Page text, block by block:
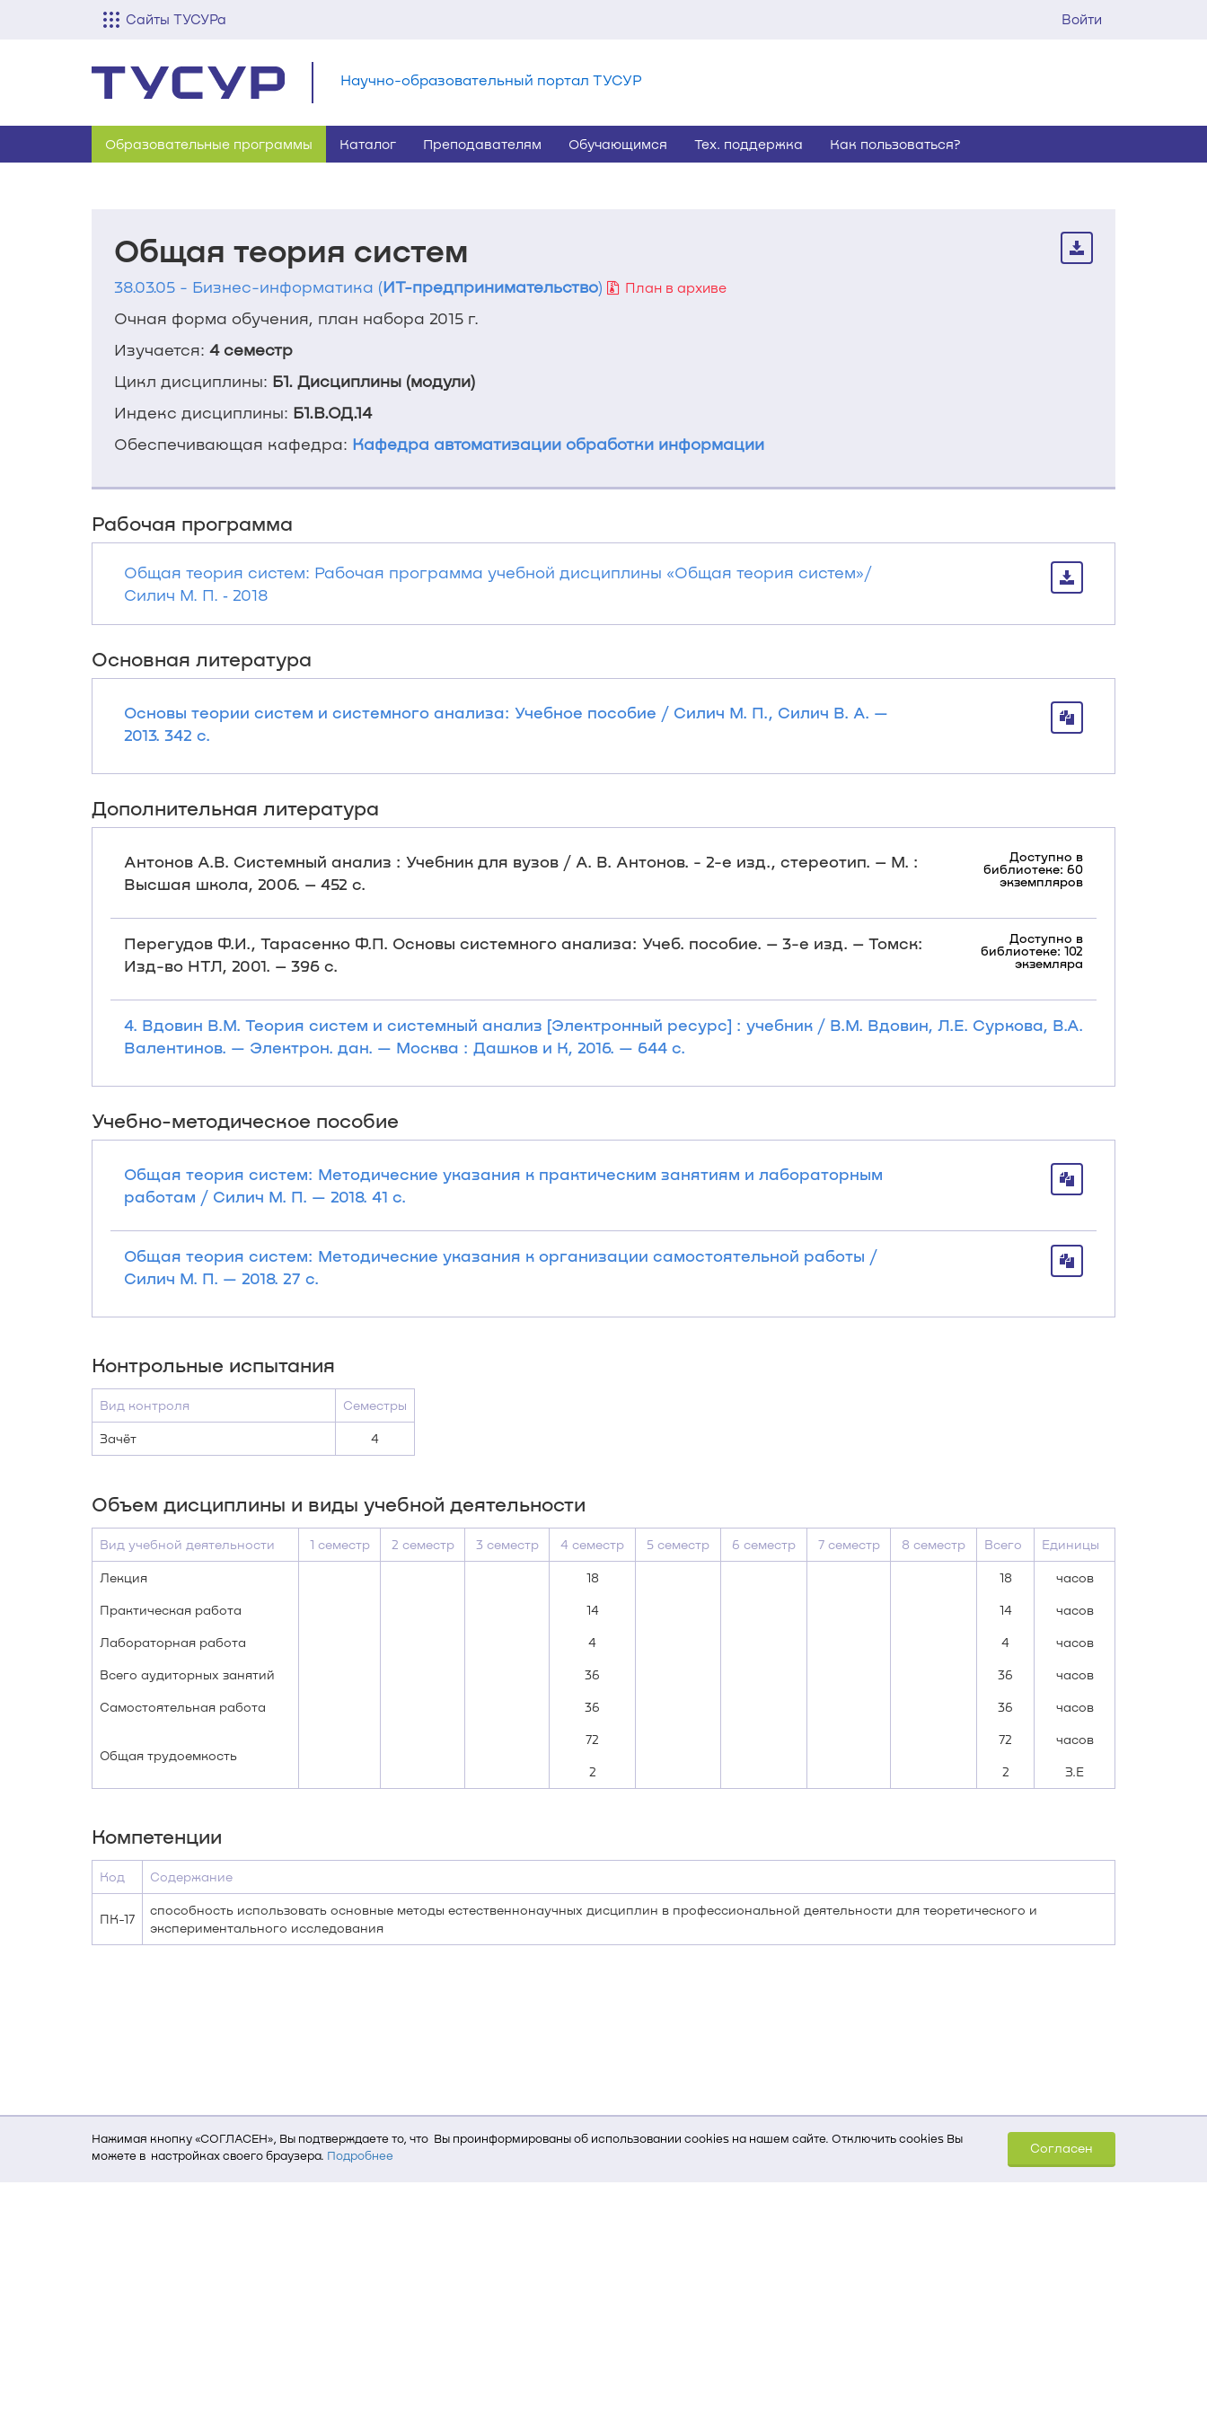
Сайты ТУСУРа Войти
Научно-образовательный портал ТУСУР
Образовательные программы Каталог Преподавателям Обучающимся Тех. поддержка Как пользоваться?
Нажимая кнопку «СОГЛАСЕН», Вы подтверждаете то, что Вы проинформированы об использовании cookies на нашем сайте. Отключить cookies Вы
можете в настройках своего браузера. Подробнее
Согласен
Общая теория систем
38.03.05 - Бизнес-информатика (ИТ-предпринимательство) План в архиве
Очная форма обучения, план набора 2015 г.
Изучается: 4 семестр
Цикл дисциплины: Б1. Дисциплины (модули)
Индекс дисциплины: Б1.В.ОД.14
Обеспечивающая кафедра: Кафедра автоматизации обработки информации
Рабочая программа
Общая теория систем: Рабочая программа учебной дисциплины «Общая теория систем»/
Силич М. П. ‐ 2018
Основная литература
Основы теории систем и системного анализа: Учебное пособие / Силич М. П., Силич В. А. —
2013. 342 с.
Дополнительная литература
Антонов А.В. Системный анализ : Учебник для вузов / А. В. Антонов. - 2-е изд., стереотип. – М. :
Высшая школа, 2006. – 452 с.
Доступно в
библиотеке: 60
экземпляров
Перегудов Ф.И., Тарасенко Ф.П. Основы системного анализа: Учеб. пособие. – 3-е изд. – Томск:
Изд-во НТЛ, 2001. – 396 с.
Доступно в
библиотеке: 102
экземляра
4. Вдовин В.М. Теория систем и системный анализ [Электронный ресурс] : учебник / В.М. Вдовин, Л.Е. Суркова, В.А.
Валентинов. — Электрон. дан. — Москва : Дашков и К, 2016. — 644 с.
Учебно-методическое пособие
Общая теория систем: Методические указания к практическим занятиям и лабораторным
работам / Силич М. П. — 2018. 41 с.
Общая теория систем: Методические указания к организации самостоятельной работы /
Силич М. П. — 2018. 27 с.
Контрольные испытания
Вид контроля Семестры
Зачёт 4
Объем дисциплины и виды учебной деятельности
Вид учебной деятельности 1 семестр 2 семестр 3 семестр 4 семестр 5 семестр 6 семестр 7 семестр 8 семестр Всего Единицы
Лекция 18 18 часов
Практическая работа 14 14 часов
Лабораторная работа 4 4 часов
Всего аудиторных занятий 36 36 часов
Самостоятельная работа 36 36 часов
Общая трудоемкость
72 72 часов
2 2 З.Е
Компетенции
Код Содержание
ПК-17
способность использовать основные методы естественнонаучных дисциплин в профессиональной деятельности для теоретического и
экспериментального исследования